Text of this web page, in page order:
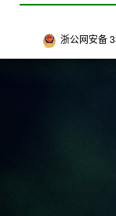
浙公网安备